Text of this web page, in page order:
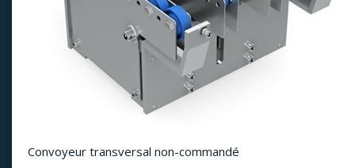
Convoyeur transversal non-commandé